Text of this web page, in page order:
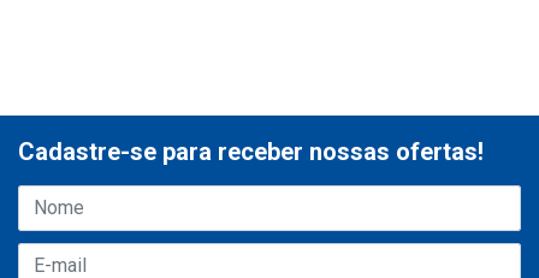
Cadastre-se para receber nossas ofertas!